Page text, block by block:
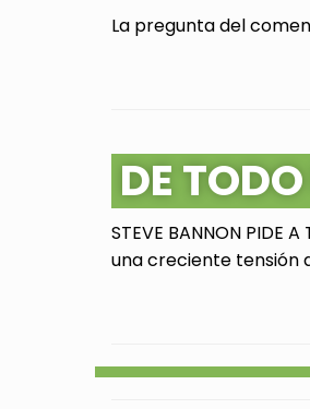
La pregunta del
DE
STEVE BANNON PIDE
una creciente tensión